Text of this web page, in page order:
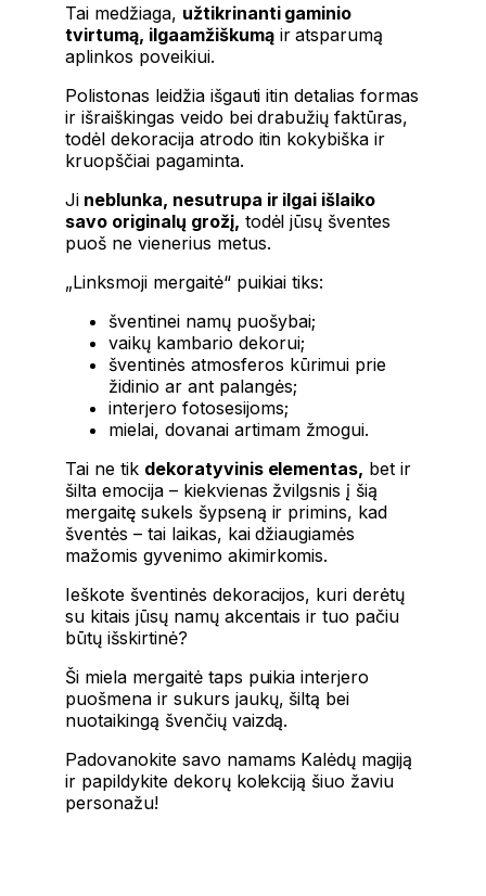
Tai medžiaga, užtikrinanti gaminio
tvirtumą, ilgaamžiškumąir atsparumą
aplinkos poveikiui.
Polistonas leidžia išgauti itin detalias formas
ir išraiškingas veido bei drabužių faktūras,
todėl dekoracija atrodo itin kokybiška ir
kruopščiai pagaminta.
Jineblunka, nesutrupa ir ilgai išlaiko
savo originalų grožį, todėl jūsų šventes
puoš ne vienerius metus.
„Linksmoji mergaitė“ puikiai tiks:
šventinei namų puošybai;
vaikų kambario dekorui;
šventinės atmosferos kūrimui prie
židinio ar ant palangės;
interjero fotosesijoms;
mielai, dovanai artimam žmogui.
Tai ne tik dekoratyvinis elementas, bet ir
šilta emocija – kiekvienas žvilgsnis į šią
mergaitę sukels šypseną ir primins, kad
šventės – tai laikas, kai džiaugiamės
mažomis gyvenimo akimirkomis.
Ieškote šventinės dekoracijos, kuri derėtų
su kitais jūsų namų akcentais ir tuo pačiu
būtų išskirtinė?
Ši miela mergaitė taps puikia interjero
puošmena ir sukurs jaukų, šiltą bei
nuotaikingą švenčių vaizdą.
Padovanokite savo namams Kalėdų magiją
ir papildykite dekorų kolekciją šiuo žaviu
personažu!